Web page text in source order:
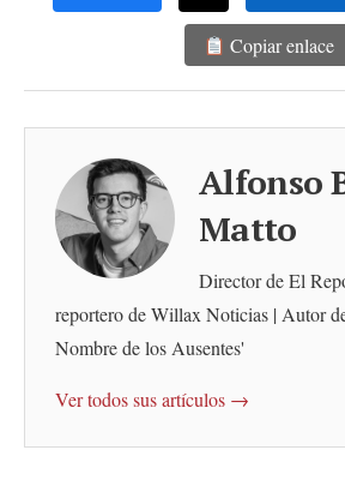
Copiar enlace
Alfonso
Matto
Director de El
reportero de Willax Noticias | Autor
Nombre de los Ausentes'
Ver todos sus artículos →